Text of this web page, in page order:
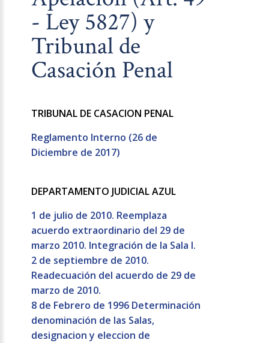
- Ley 5827) y
Tribunal de
Casación Penal
TRIBUNAL DE CASACION PENAL
Reglamento Interno (26 de
Diciembre de 2017)
DEPARTAMENTO JUDICIAL AZUL
1 de julio de 2010. Reemplaza
acuerdo extraordinario del 29 de
marzo 2010. Integración de la Sala I.
2 de septiembre de 2010.
Readecuación del acuerdo de 29 de
marzo de 2010.
8 de Febrero de 1996 Determinación
denominación de las Salas,
designacion y eleccion de